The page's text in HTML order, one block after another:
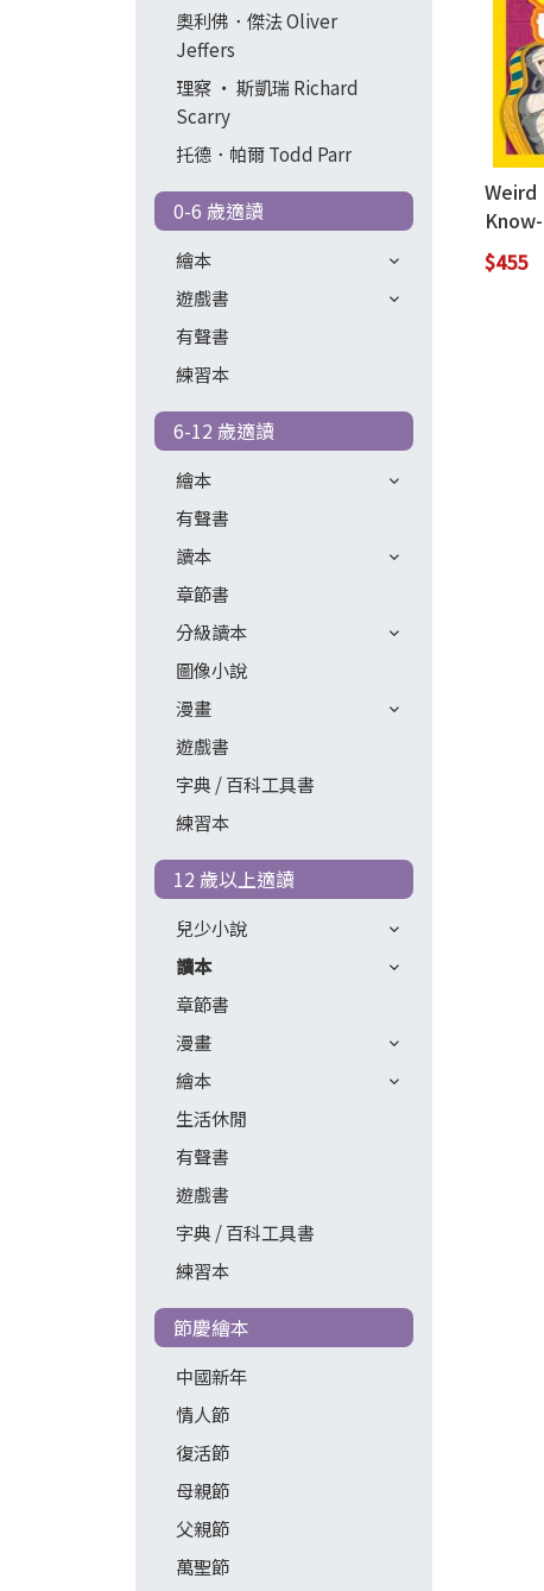
奧利佛．傑法 Oliver
Jeffers
理察 ‧ 斯凱瑞 Richard
Scarry
托德．帕爾 Todd Parr
0-6 歲適讀
繪本
遊戲書
有聲書
練習本
6-12 歲適讀
繪本
有聲書
讀本
章節書
分級讀本
圖像小說
漫畫
遊戲書
字典 / 百科工具書
練習本
12 歲以上適讀
兒少小說
讀本
章節書
漫畫
繪本
生活休閒
有聲書
遊戲書
字典 / 百科工具書
練習本
節慶繪本
中國新年
情人節
復活節
母親節
父親節
萬聖節
Weird
$455